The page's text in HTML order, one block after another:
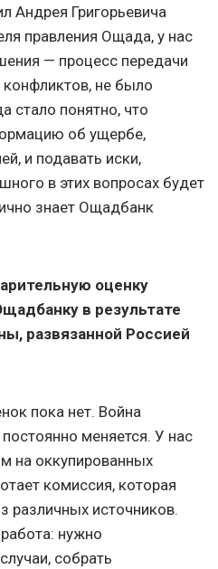
Андрея Григорьевича
правления Ощада, у нас
— процесс передачи
не было
стало понятно, что
об ущербе,
и подавать иски,
в этих вопросах будет
знает Ощадбанк
оценку
в результате
развязанной Россией
пока нет. Война
меняется. У нас
на оккупированных
комиссия, которая
различных источников.
нужно
собрать